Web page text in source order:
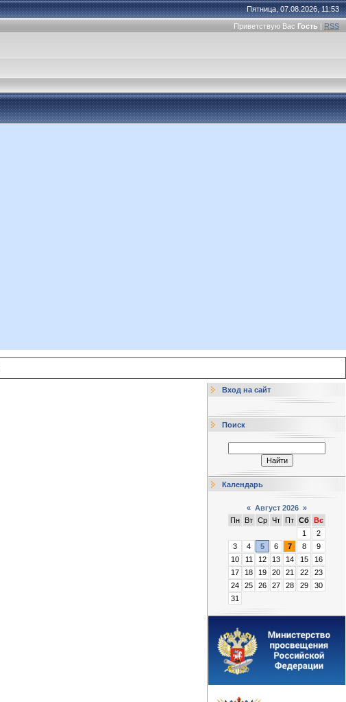
Пятница, 07.08.2026, 11:53
Приветствую Вас Гость | RSS
Вход на сайт
Поиск
Календарь
« Август 2026 »
Пн
Вт Ср Чт Пт Сб Вс
1
2
3
4 5 6 7 8
9
10
11 12 13 14 15
16
17
18 19 20 21 22
23
24
25 26 27 28 29
30
31